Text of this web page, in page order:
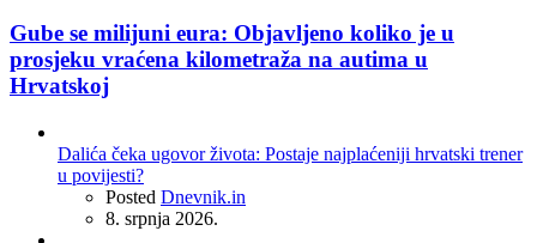
Gube se milijuni eura: Objavljeno koliko je u
prosjeku vraćena kilometraža na autima u
Hrvatskoj
Dalića čeka ugovor života: Postaje najplaćeniji hrvatski trener
u povijesti?
Posted Dnevnik.in
8. srpnja 2026.